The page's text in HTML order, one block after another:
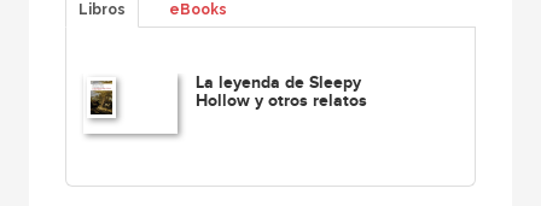
Libros eBooks
La leyenda de Sleepy
Hollow y otros relatos